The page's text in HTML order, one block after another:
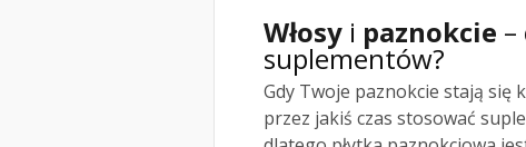
Włosy i paznokcie
suplementów?
Gdy Twoje paznokcie stają się
przez jakiś czas stosować